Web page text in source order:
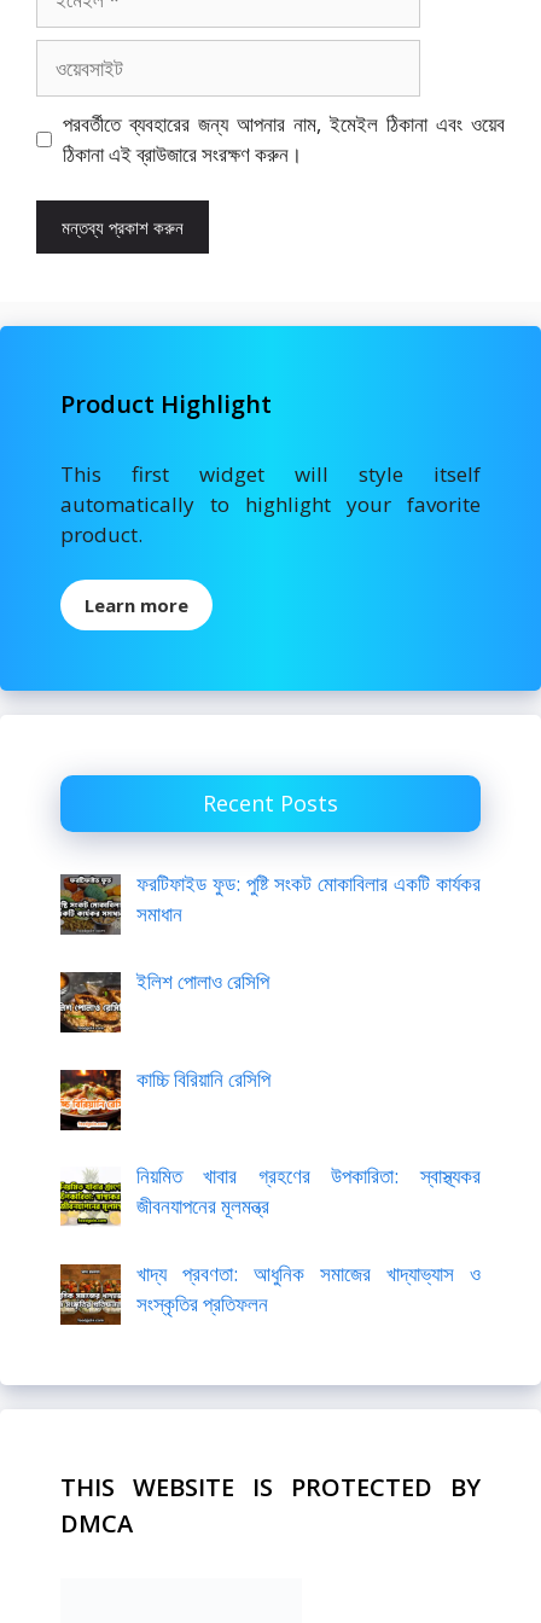
পরবর্তীতে ব্যবহারের জন্য আপনার নাম, ইমেইল ঠিকানা এবং ওয়েব
ঠিকানা এই ব্রাউজারে সংরক্ষণ করুন।
Product Highlight
This first widget will style itself
automatically to highlight your favorite
product.
Learn more
Recent Posts
ফরটিফাইড ফুড: পুষ্টি সংকট মোকাবিলার একটি কার্যকর
সমাধান
ইলিশ পোলাও রেসিপি
কাচ্চি বিরিয়ানি রেসিপি
নিয়মিত খাবার গ্রহণের উপকারিতা: স্বাস্থ্যকর
জীবনযাপনের মূলমন্ত্র
খাদ্য প্রবণতা: আধুনিক সমাজের খাদ্যাভ্যাস ও
সংস্কৃতির প্রতিফলন
THIS WEBSITE IS PROTECTED BY
DMCA